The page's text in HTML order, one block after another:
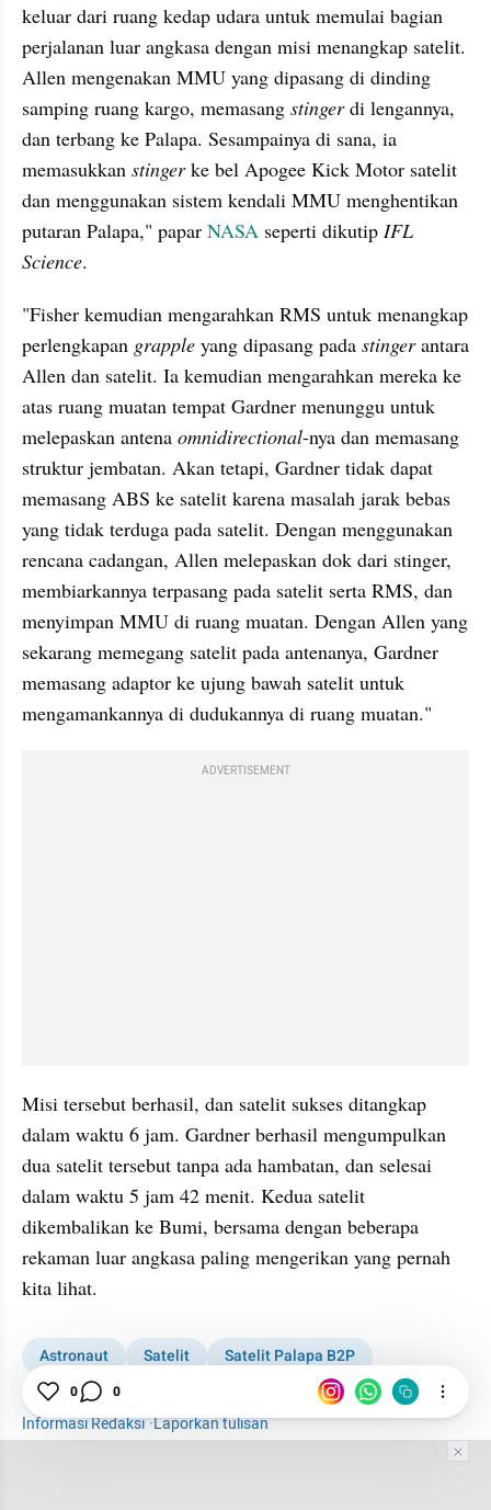
keluar dari ruang kedap udara untuk memulai bagian
perjalanan luar angkasa dengan misi menangkap satelit.
Allen mengenakan MMU yang dipasang di dinding
samping ruang kargo, memasang stinger di lengannya,
dan terbang ke Palapa. Sesampainya di sana, ia
memasukkan stinger ke bel Apogee Kick Motor satelit
dan menggunakan sistem kendali MMU menghentikan
putaran Palapa," papar NASA seperti dikutip IFL
Science.
"Fisher kemudian mengarahkan RMS untuk menangkap
perlengkapan grapple yang dipasang pada stinger antara
Allen dan satelit. Ia kemudian mengarahkan mereka ke
atas ruang muatan tempat Gardner menunggu untuk
melepaskan antena omnidirectional-nya dan memasang
struktur jembatan. Akan tetapi, Gardner tidak dapat
memasang ABS ke satelit karena masalah jarak bebas
yang tidak terduga pada satelit. Dengan menggunakan
rencana cadangan, Allen melepaskan dok dari stinger,
membiarkannya terpasang pada satelit serta RMS, dan
menyimpan MMU di ruang muatan. Dengan Allen yang
sekarang memegang satelit pada antenanya, Gardner
memasang adaptor ke ujung bawah satelit untuk
mengamankannya di dudukannya di ruang muatan."
ADVERTISEMENT
Misi tersebut berhasil, dan satelit sukses ditangkap
dalam waktu 6 jam. Gardner berhasil mengumpulkan
dua satelit tersebut tanpa ada hambatan, dan selesai
dalam waktu 5 jam 42 menit. Kedua satelit
dikembalikan ke Bumi, bersama dengan beberapa
rekaman luar angkasa paling mengerikan yang pernah
kita lihat.
Astronaut Satelit
Satelit Palapa B2P
Luar Angkasa
Informasi Redaksi·Laporkan tulisan
0 0